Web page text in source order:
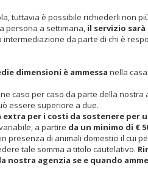
tuttavia è possibile richiederli non
persona a settimana, il servizio
intermediazione da parte di chi è
dimensioni è ammessa nella
caso per caso da parte della
essere superiore a due.
extra per i costi da sostenere per
a partire da un minimo di €
presenza di animali domestici il cui
tale somma a titolo cautelativo.
agenzia se e quando